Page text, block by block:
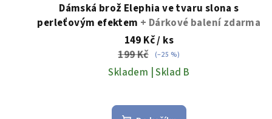
ů
Dámská brož Elephia ve tvaru slona s
perleťovým efektem + Dárkové balení zdarma
149 Kč/ ks
199 Kč
(–25 %)
Skladem | Sklad B